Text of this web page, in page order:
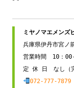
兵庫県伊丹市宮ノ
営業時間　10：00
072-777-7879